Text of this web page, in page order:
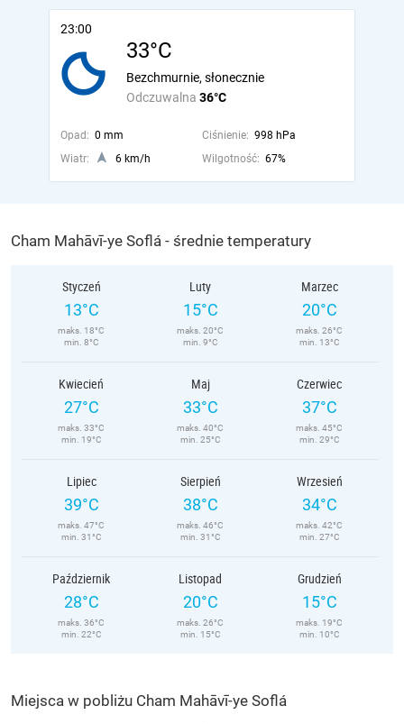
23:00
33°C
Odczuwalna 36°C
Bezchmurnie, słonecznie
Opad: 0 mm Ciśnienie: 998 hPa
Wiatr:
6 km/h Wilgotność: 67%
Cham Mahāvī-ye Soflá - średnie temperatury
Styczeń
13°C
maks. 18°C
min. 8°C
Luty
15°C
maks. 20°C
min. 9°C
Marzec
20°C
maks. 26°C
min. 13°C
Kwiecień
27°C
maks. 33°C
min. 19°C
Maj
33°C
maks. 40°C
min. 25°C
Czerwiec
37°C
maks. 45°C
min. 29°C
Lipiec
39°C
maks. 47°C
min. 31°C
Sierpień
38°C
maks. 46°C
min. 31°C
Wrzesień
34°C
maks. 42°C
min. 27°C
Październik
28°C
maks. 36°C
min. 22°C
Listopad
20°C
maks. 26°C
min. 15°C
Grudzień
15°C
maks. 19°C
min. 10°C
Miejsca w pobliżu Cham Mahāvī-ye Soflá